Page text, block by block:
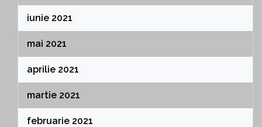
iunie 2021
mai 2021
aprilie 2021
martie 2021
februarie 2021